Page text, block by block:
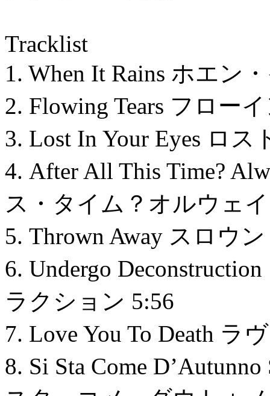
Tracklist
1. When It Rains ホエン
2. Flowing Tears フロー
3. Lost In Your Eyes ロ
4. After All This Time?
ス・タイム？オルウェ
5. Thrown Away スロウ
6. Undergo
ラクション 5:56
7. Love You To Death ラ
8. Si Sta Come